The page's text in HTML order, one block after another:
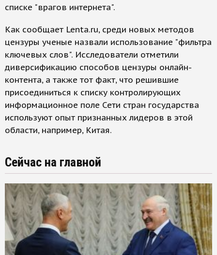
списке "врагов интернета".
Как сообщает Lenta.ru, среди новых методов
цензуры ученые назвали использование "фильтра
ключевых слов". Исследователи отметили
диверсификацию способов цензуры онлайн-
контента, а также тот факт, что решившие
присоединиться к списку контролирующих
информационное поле Сети стран государства
используют опыт признанных лидеров в этой
области, например, Китая.
Сейчас на главной